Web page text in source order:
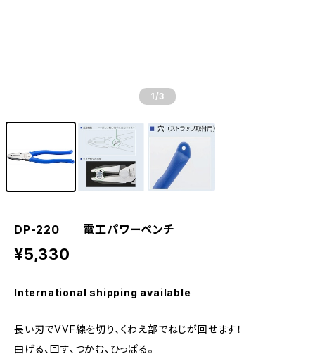
1 /3
DP-220 電工パワーペンチ
¥5,330
International shipping available
長い刃でVVF線を切り、くわえ部でねじが回せます！
曲げる、回す、つかむ、ひっぱる。